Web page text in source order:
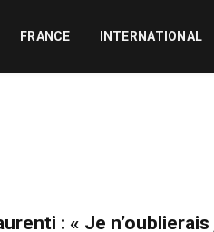
FRANCE INTERNATIONAL
: « Je